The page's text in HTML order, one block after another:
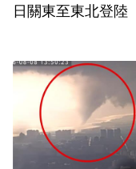
日關東至東北登陸